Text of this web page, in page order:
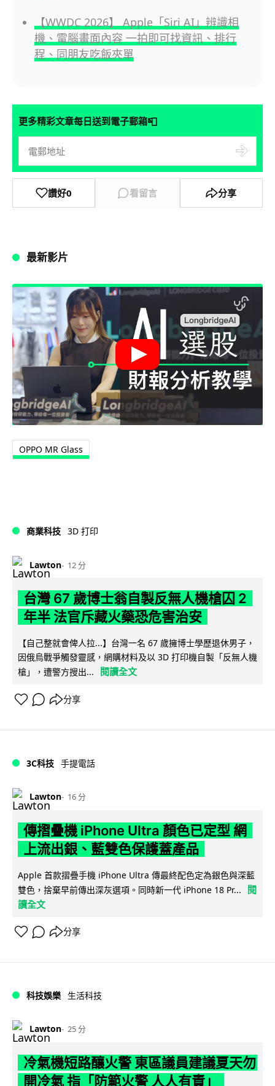
【WWDC 2026】 Apple「Siri AI」辨識相
機、電腦畫面內容 一拍即可找資訊、排行
程、同朋友吃飯夾單
更多精彩文章每日送到電子郵箱📮
讚好0 看留言 分享
最新影片
OPPO MR Glass
商業科技 3D 打印
Lawton 12 分
台灣 67 歲博士翁自製反無人機槍囚 2
年半 法官斥藏火藥恐危害治安
【自己整就會俾人拉...】台灣一名 67 歲擁博士學歷退休男子，
因俄烏戰爭觸發靈感，網購材料及以 3D 打印機自製「反無人機
槍」，遭警方搜出...
閱讀全文
分享
3C科技 手提電話
Lawton 16 分
傳摺疊機 iPhone Ultra 顏色已定型 網
上流出銀、藍雙色保護蓋產品
Apple 首款摺疊手機 iPhone Ultra 傳最終配色定為銀色與深藍
雙色，捨棄早前傳出深灰選項。同時新一代 iPhone 18 Pr...
閱
讀全文
分享
科技娛樂 生活科技
Lawton 25 分
冷氣機短路釀火警 東區議員建議夏天勿
開冷氣 指「防範火警 人人有責」